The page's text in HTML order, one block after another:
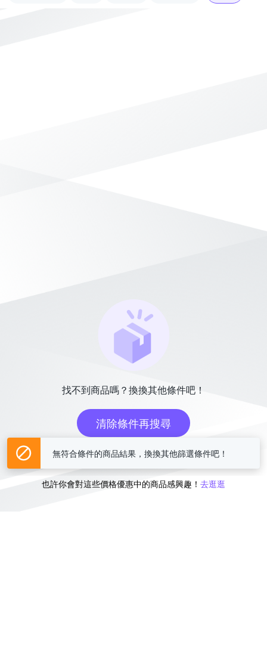
找不到商品嗎？換換其他條件吧！
清除條件再搜尋
或
也許你會對這些價格優惠中的商品感興趣！ 去逛逛
無符合條件的商品結果，換換其他篩選條件吧！